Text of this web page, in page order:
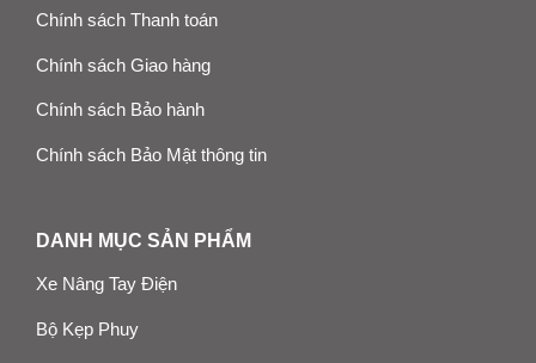
Chính sách Thanh toán
Chính sách Giao hàng
Chính sách Bảo hành
Chính sách Bảo Mật thông tin
DANH MỤC SẢN PHẨM
Xe Nâng Tay Điện
Bộ Kẹp Phuy